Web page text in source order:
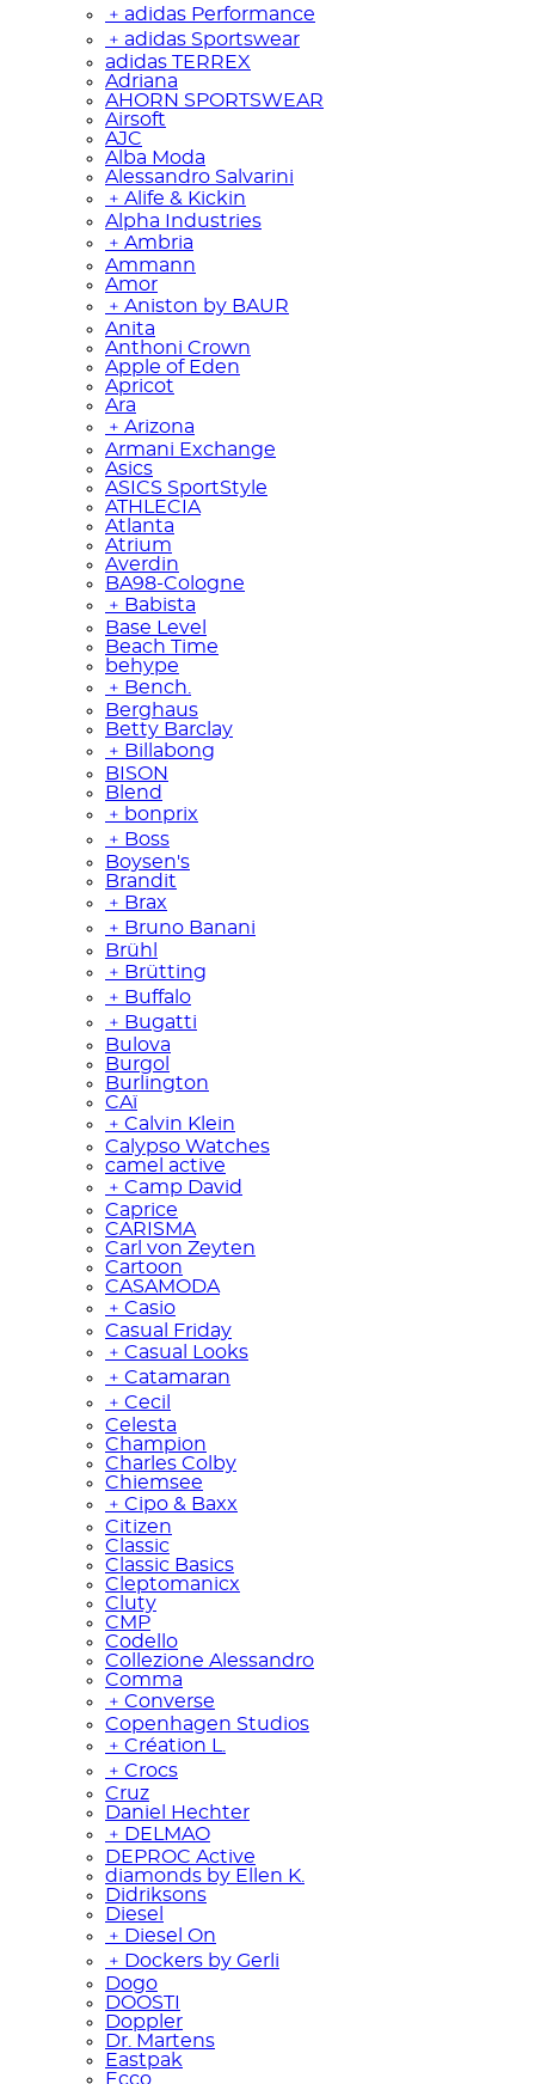
﹢ adidas Performance
﹢ adidas Sportswear
adidas TERREX
Adriana
AHORN SPORTSWEAR
Airsoft
AJC
Alba Moda
Alessandro Salvarini
﹢ Alife & Kickin
Alpha Industries
﹢ Ambria
Ammann
Amor
﹢ Aniston by BAUR
Anita
Anthoni Crown
Apple of Eden
Apricot
Ara
﹢ Arizona
Armani Exchange
Asics
ASICS SportStyle
ATHLECIA
Atlanta
Atrium
Averdin
BA98-Cologne
﹢ Babista
Base Level
Beach Time
behype
﹢ Bench.
Berghaus
Betty Barclay
﹢ Billabong
BISON
Blend
﹢ bonprix
﹢ Boss
Boysen's
Brandit
﹢ Brax
﹢ Bruno Banani
Brühl
﹢ Brütting
﹢ Buffalo
﹢ Bugatti
Bulova
Burgol
Burlington
CAï
﹢ Calvin Klein
Calypso Watches
camel active
﹢ Camp David
Caprice
CARISMA
Carl von Zeyten
Cartoon
CASAMODA
﹢ Casio
Casual Friday
﹢ Casual Looks
﹢ Catamaran
﹢ Cecil
Celesta
Champion
Charles Colby
Chiemsee
﹢ Cipo & Baxx
Citizen
Classic
Classic Basics
Cleptomanicx
Cluty
CMP
Codello
Collezione Alessandro
Comma
﹢ Converse
Copenhagen Studios
﹢ Création L.
﹢ Crocs
Cruz
Daniel Hechter
﹢ DELMAO
DEPROC Active
diamonds by Ellen K.
Didriksons
Diesel
﹢ Diesel On
﹢ Dockers by Gerli
Dogo
DOOSTI
Doppler
Dr. Martens
Eastpak
Ecco